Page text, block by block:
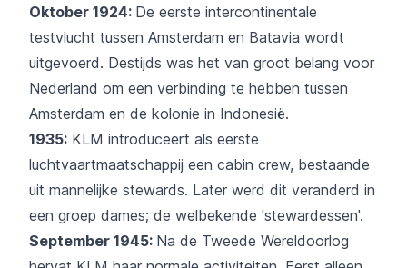
Oktober 1924: De eerste intercontinentale
testvlucht tussen Amsterdam en Batavia wordt
uitgevoerd. Destijds was het van groot belang voor
Nederland om een verbinding te hebben tussen
Amsterdam en de kolonie in Indonesië.
1935: KLM introduceert als eerste
luchtvaartmaatschappij een cabin crew, bestaande
uit mannelijke stewards. Later werd dit veranderd in
een groep dames; de welbekende 'stewardessen'.
September 1945: Na de Tweede Wereldoorlog